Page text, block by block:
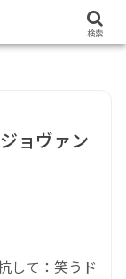
ョヴァン
して：笑うド
検索